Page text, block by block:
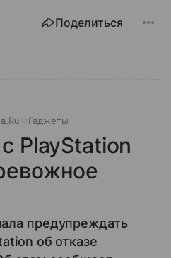
Поделиться
Гаджеты
PlayStation
предупреждать
об отказе